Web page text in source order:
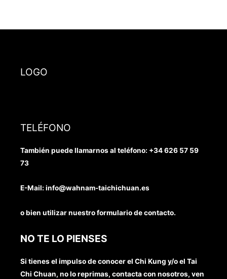
LOGO
TELÉFONO
También puede llamarnos al teléfono: +34 626 57 59
73
E-Mail: info@wahnam-taichichuan.es
o bien utilizar nuestro formulario de contacto.
NO TE LO PIENSES
Si tienes el impulso de conocer el Chi Kung y/o el Tai
Chi Chuan, no lo reprimas, contacta con nosotros, ven